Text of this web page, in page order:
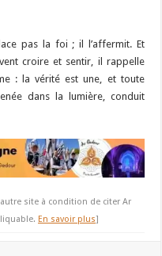
pas la foi ; il l’affermit. Et
croire et sentir, il rappelle
: la vérité est une, et toute
dans la lumière, conduit
autre site à condition de citer Ar
En savoir plus]